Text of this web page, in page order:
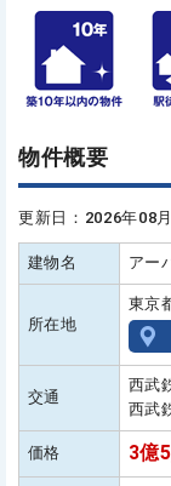
物件概要
更新日：2026年08
建物名 アー
所在地
東京
交通
西武
西武
価格 3億